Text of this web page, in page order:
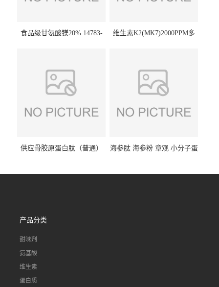
食品级甘氨酸镁20% 14783-
维生素K2(MK7)2000PPM多
供应骨胶原蛋白肽（普通）
海参肽 海参粉 章观 小分子蛋
产品分类
甜味剂
氨基酸
维生素
蛋白质